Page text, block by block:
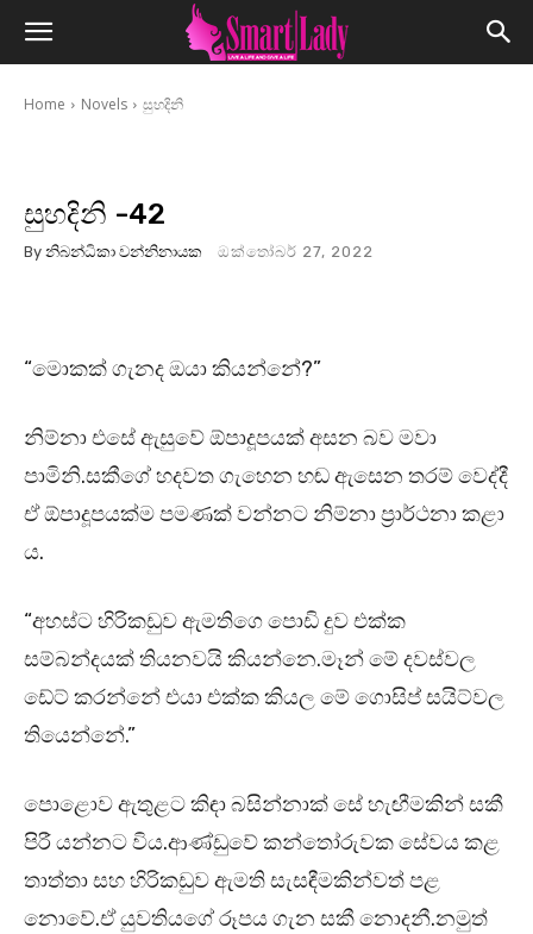
Home Novels සුහදිනි
සුහදිනි -42
By නිබන්ධිකා වන්නිනායක ඔක්තෝබර් 27, 2022
“මොකක් ගැනද ඔයා කියන්නේ?”
නිම්නා එසේ ඇසුවේ ඕපාදූපයක් අසන බව මවා
පාමිනි.සකීගේ හදවත ගැහෙන හඬ ඇසෙන තරම් වෙද්දී
ඒ ඕපාදූපයක්ම පමණක් වන්නට නිම්නා ප්‍රාර්ථනා කළා
ය.
“අහස්ට හිරිකඩුව ඇමතිගෙ පොඩි දුව එක්ක
සම්බන්දයක් තියනවයි කියන්නෙ.මෑන් මේ දවස්වල
ඩේට් කරන්නේ එයා එක්ක කියල මේ ගොසිප් සයිට්වල
තියෙන්නේ.”
පොළොව ඇතුළට කිඳා බසින්නාක් සේ හැඟීමකින් සකී
පිරී යන්නට විය.ආණ්ඩුවේ කන්තෝරුවක සේවය කළ
තාත්තා සහ හිරිකඩුව ඇමති සැසඳීමකින්වත් පළ
නොවේ.ඒ යුවතියගේ රූපය ගැන සකී නොදනී.නමුත්